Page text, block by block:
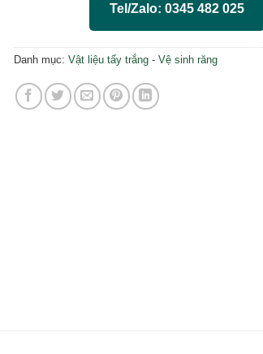
Tel/Zalo: 0345 482 025
Danh mục: Vật liệu tẩy trắng - Vệ sinh răng